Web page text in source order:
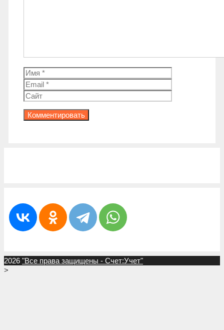
Имя
2026 "Все права защищены - Счет:Учет"
>